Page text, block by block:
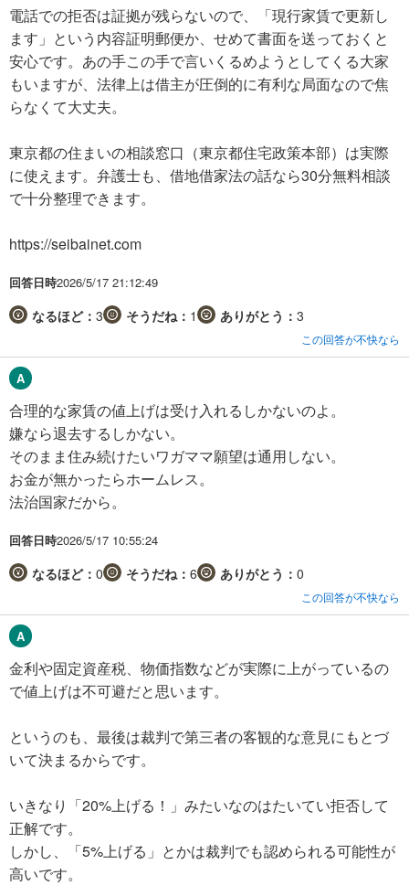
電話での拒否は証拠が残らないので、「現行家賃で更新し
ます」という内容証明郵便か、せめて書面を送っておくと
安心です。あの手この手で言いくるめようとしてくる大家
もいますが、法律上は借主が圧倒的に有利な局面なので焦
らなくて大丈夫。
東京都の住まいの相談窓口（東京都住宅政策本部）は実際
に使えます。弁護士も、借地借家法の話なら30分無料相談
で十分整理できます。
https://seibainet.com
回答日時2026/5/17 21:12:49
なるほど： 3 そうだね： 1 ありがとう： 3
この回答が不快なら
合理的な家賃の値上げは受け入れるしかないのよ。
嫌なら退去するしかない。
そのまま住み続けたいワガママ願望は通用しない。
お金が無かったらホームレス。
法治国家だから。
回答日時2026/5/17 10:55:24
なるほど： 0 そうだね： 6 ありがとう： 0
この回答が不快なら
金利や固定資産税、物価指数などが実際に上がっているの
で値上げは不可避だと思います。
というのも、最後は裁判で第三者の客観的な意見にもとづ
いて決まるからです。
いきなり「20%上げる！」みたいなのはたいてい拒否して
正解です。
しかし、「5%上げる」とかは裁判でも認められる可能性が
高いです。